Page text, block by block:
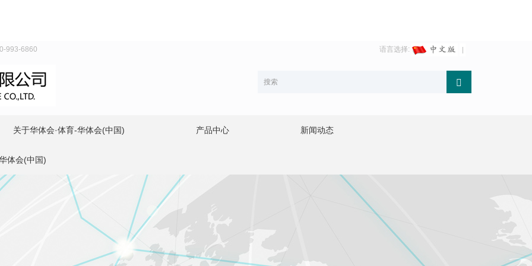
993-6860 语言选择:
关于华体会·体育-华体会(中国) 产品中心 新闻动态
体会(中国)